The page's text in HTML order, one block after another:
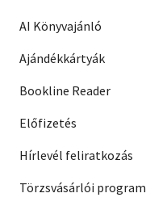
AI Könyvajánló
Ajándékkártyák
Bookline Reader
Előfizetés
Hírlevél feliratkozás
Törzsvásárlói program